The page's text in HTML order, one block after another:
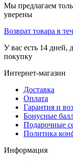
Мы предлагаем
уверены
Возврат товара в
У вас есть 14 дней,
покупку
Интернет-магазин
Доставка
Оплата
Гарантия и
Бонусные
Подарочные
Политика
Информация